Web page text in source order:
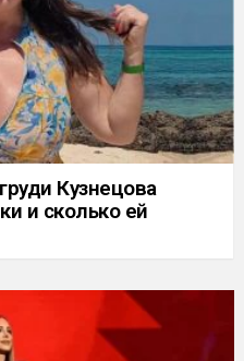
Кузнецова
и сколько ей